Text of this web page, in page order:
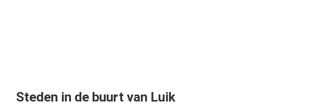
Steden in de buurt van Luik